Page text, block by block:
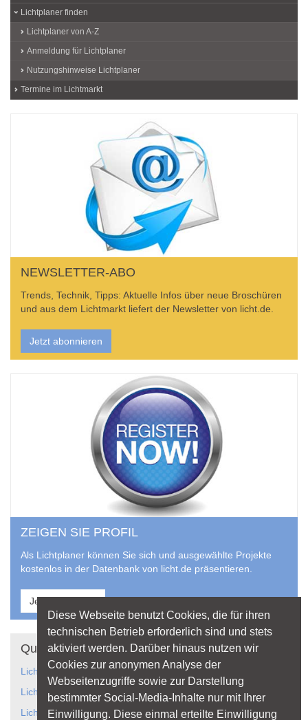
Lichtplaner finden
Lichtplaner von A-Z
Anmeldung für Lichtplaner
Nutzungshinweise Lichtplaner
Termine im Lichtmarkt
NEWSLETTER-ABO
Trends, Technik, Tipps: Aktuelle Infos über neue Broschüren
und aus dem Lichtmarkt liefert der Newsletter von licht.de.
Jetzt abonnieren
ZEIGEN SIE PROFIL
Als Lichtplaner können Sie sich und ausgewählte Projekte
kostenlos in der Datenbank von licht.de präsentieren.
Jetzt anmelden
Quicklinks
Lichtanwendungen
Lichtplanung
Licht gestaltet Räume
Diese Webseite benutzt Cookies, die für ihren
technischen Betrieb erforderlich sind und stets
aktiviert werden. Darüber hinaus nutzen wir
Cookies zur anonymen Analyse der
Webseitenzugriffe sowie zur Darstellung
bestimmter Social-Media-Inhalte nur mit Ihrer
Einwilligung. Diese einmal erteilte Einwilligung